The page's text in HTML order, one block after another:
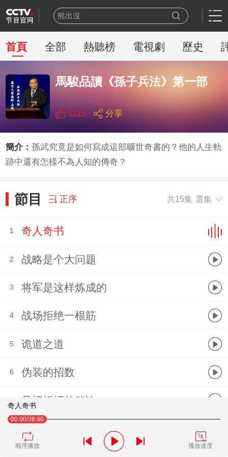
熊出沒
新聞周刊
天網
乒乓球
首頁 全部 熱聽榜 電視劇 歷史
馬駿品讀《孫子兵法》第一部
1215 分享
簡介：孫武究竟是如何寫成這部曠世奇書的？他的人生軌
跡中還有怎樣不為人知的傳奇？
節目 正序 共15集 選集
1 奇人奇书
2 战略是个大问题
3 将军是这样炼成的
4 战场拒绝一根筋
5 诡道之道
6 伪装的招数
见招拆招的秘诀
盯着对手用谋
播放速度
顺序播放
00:00/38:40
奇人奇书